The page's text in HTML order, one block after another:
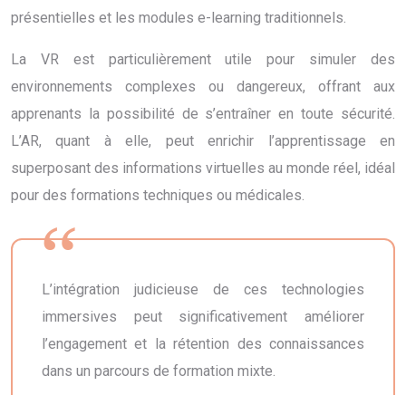
présentielles et les modules e-learning traditionnels.
La VR est particulièrement utile pour simuler des
environnements complexes ou dangereux, offrant aux
apprenants la possibilité de s’entraîner en toute sécurité.
L’AR, quant à elle, peut enrichir l’apprentissage en
superposant des informations virtuelles au monde réel, idéal
pour des formations techniques ou médicales.
L’intégration judicieuse de ces technologies
immersives peut significativement améliorer
l’engagement et la rétention des connaissances
dans un parcours de formation mixte.